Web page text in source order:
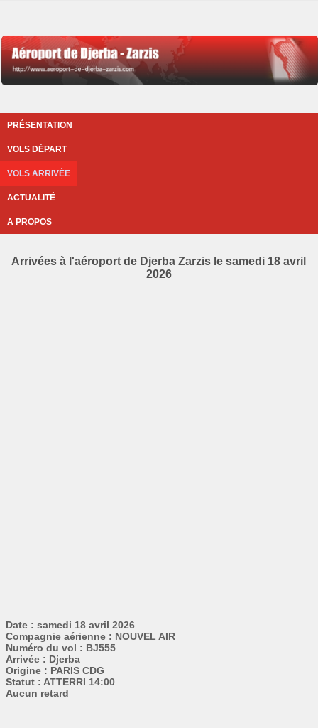
PRÉSENTATION
VOLS DÉPART
VOLS ARRIVÉE
ACTUALITÉ
A PROPOS
Arrivées à l'aéroport de Djerba Zarzis le samedi 18 avril
2026
Date : samedi 18 avril 2026
Compagnie aérienne : NOUVEL AIR
Numéro du vol : BJ555
Arrivée : Djerba
Origine : PARIS CDG
Statut : ATTERRI 14:00
Aucun retard